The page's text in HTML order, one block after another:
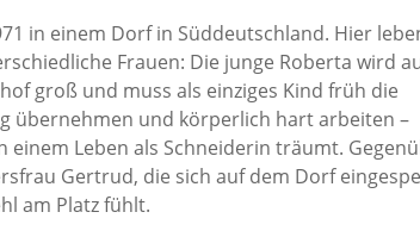
in einem Dorf in Süddeutschland. Hier
Frauen: Die junge Roberta wird
groß und muss als einziges Kind früh die
übernehmen und körperlich hart arbeiten –
einem Leben als Schneiderin träumt.
Gertrud, die sich auf dem Dorf
am Platz fühlt.